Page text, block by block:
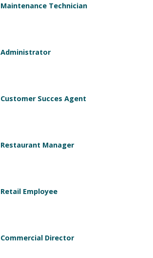
Maintenance Technician
Administrator
Customer Succes Agent
Restaurant Manager
Retail Employee
Commercial Director